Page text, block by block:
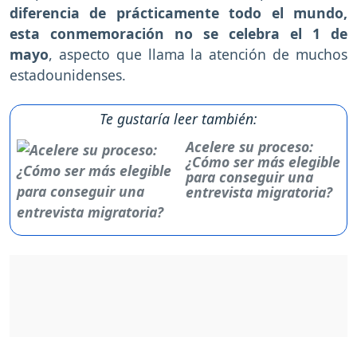
diferencia de prácticamente todo el mundo,
esta conmemoración no se celebra el 1 de
mayo, aspecto que llama la atención de muchos
estadounidenses.
Te gustaría leer también:
Acelere su proceso:
¿Cómo ser más elegible
para conseguir una
entrevista migratoria?